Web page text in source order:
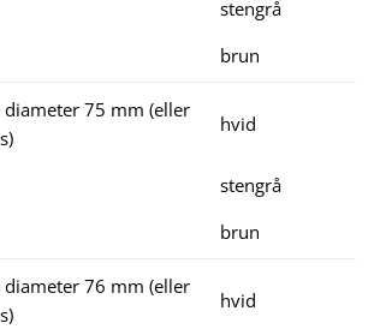
stengrå
brun
75 mm (eller
hvid
stengrå
brun
76 mm (eller
hvid